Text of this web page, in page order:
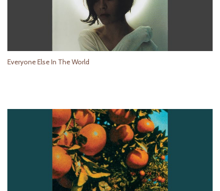
Everyone Else In The World